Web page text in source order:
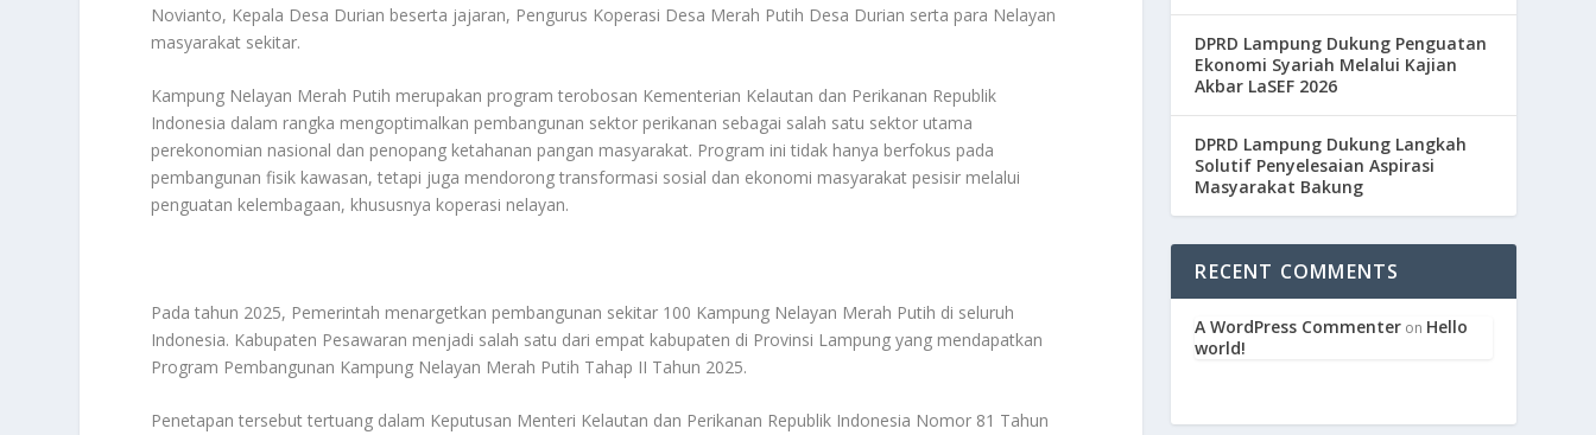
Novianto, Kepala Desa Durian beserta jajaran, Pengurus Koperasi Desa Merah Putih Desa Durian serta para Nelayan
masyarakat sekitar.
Kampung Nelayan Merah Putih merupakan program terobosan Kementerian Kelautan dan Perikanan Republik
Indonesia dalam rangka mengoptimalkan pembangunan sektor perikanan sebagai salah satu sektor utama
perekonomian nasional dan penopang ketahanan pangan masyarakat. Program ini tidak hanya berfokus pada
pembangunan fisik kawasan, tetapi juga mendorong transformasi sosial dan ekonomi masyarakat pesisir melalui
penguatan kelembagaan, khususnya koperasi nelayan.
Pada tahun 2025, Pemerintah menargetkan pembangunan sekitar 100 Kampung Nelayan Merah Putih di seluruh
Indonesia. Kabupaten Pesawaran menjadi salah satu dari empat kabupaten di Provinsi Lampung yang mendapatkan
Program Pembangunan Kampung Nelayan Merah Putih Tahap II Tahun 2025.
Penetapan tersebut tertuang dalam Keputusan Menteri Kelautan dan Perikanan Republik Indonesia Nomor 81 Tahun
DPRD Lampung Dukung Penguatan
Ekonomi Syariah Melalui Kajian
Akbar LaSEF 2026
DPRD Lampung Dukung Langkah
Solutif Penyelesaian Aspirasi
Masyarakat Bakung
RECENT COMMENTS
A WordPress Commenter on Hello
world!